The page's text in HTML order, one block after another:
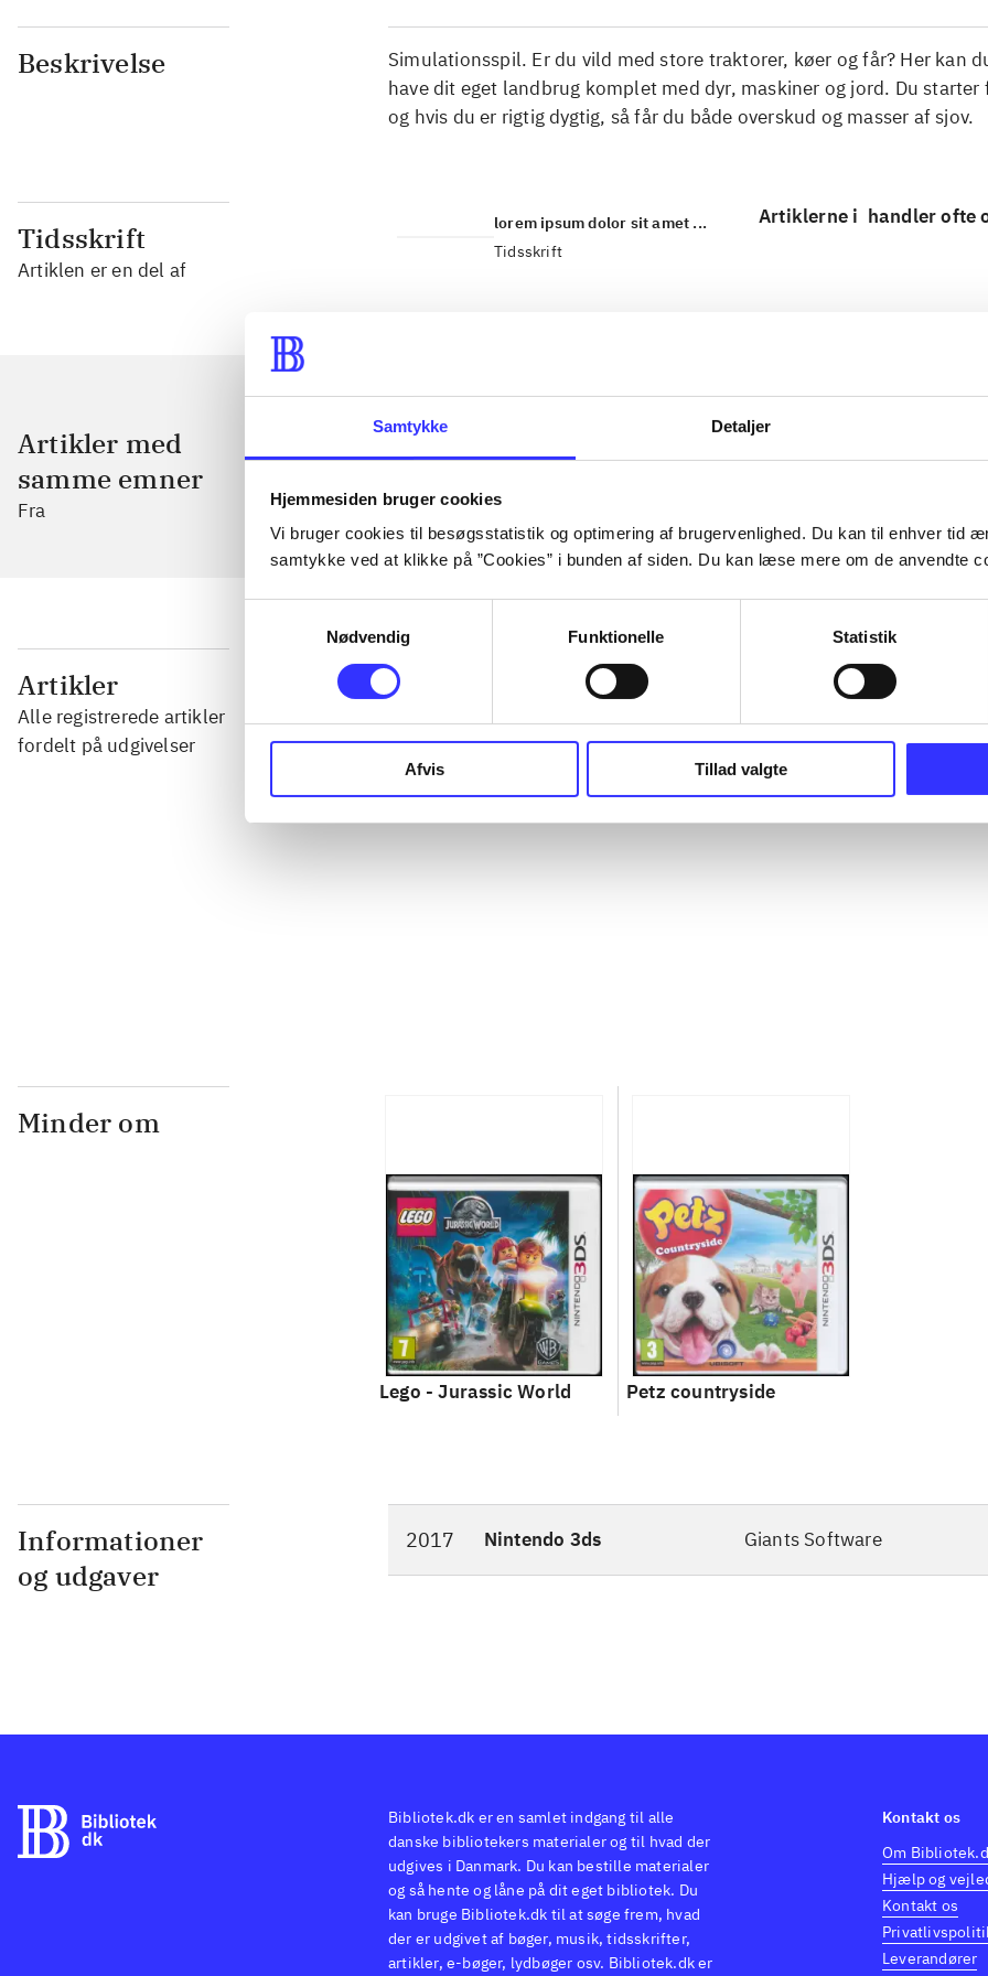
Samtykke Detaljer
Hjemmesiden bruger cookies
Vi bruger cookies til besøgsstatistik og optimering af brugervenlighed. Du kan til enhver tid
samtykke ved at klikke på ”Cookies” i bunden af siden. Du kan læse mere om de anvendte
Nødvendig
Funktionelle Statistik
Afvis Tillad valgte
Beskrivelse
Simulationsspil. Er du vild med store traktorer, køer og får? Her kan
have dit eget landbrug komplet med dyr, maskiner og jord. Du starter
og hvis du er rigtig dygtig, så får du både overskud og masser af sjov.
Tidsskrift
Artiklen er en del af
lorem ipsum dolor sit amet ...
Tidsskrift
Artiklerne i handler ofte
Artikler med
samme emner
Fra
Artikler
Alle registrerede artikler
fordelt på udgivelser
...
...
Minder om
Lego - Jurassic World Petz countryside
Informationer
og udgaver
2017 Nintendo 3ds Giants Software
Bibliotek.dk er en samlet indgang til alle
danske bibliotekers materialer og til hvad der
udgives i Danmark. Du kan bestille materialer
og så hente og låne på dit eget bibliotek. Du
kan bruge Bibliotek.dk til at søge frem, hvad
der er udgivet af bøger, musik, tidsskrifter,
artikler, e-bøger, lydbøger osv. Bibliotek.dk er
Kontakt os
Om
Hjælp og
Kontakt os
Leverandører